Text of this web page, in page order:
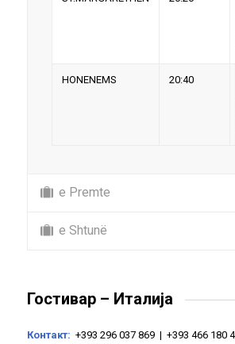
HONENEMS 20:40
e Premte
e Shtunë
Гостивар – Италија
Контакт: +393 296 037 869 | +393 466 180